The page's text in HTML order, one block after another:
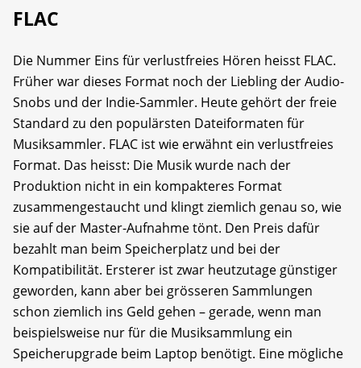
FLAC
Die Nummer Eins für verlustfreies Hören heisst FLAC.
Früher war dieses Format noch der Liebling der Audio-
Snobs und der Indie-Sammler. Heute gehört der freie
Standard zu den populärsten Dateiformaten für
Musiksammler. FLAC ist wie erwähnt ein verlustfreies
Format. Das heisst: Die Musik wurde nach der
Produktion nicht in ein kompakteres Format
zusammengestaucht und klingt ziemlich genau so, wie
sie auf der Master-Aufnahme tönt. Den Preis dafür
bezahlt man beim Speicherplatz und bei der
Kompatibilität. Ersterer ist zwar heutzutage günstiger
geworden, kann aber bei grösseren Sammlungen
schon ziemlich ins Geld gehen – gerade, wenn man
beispielsweise nur für die Musiksammlung ein
Speicherupgrade beim Laptop benötigt. Eine mögliche